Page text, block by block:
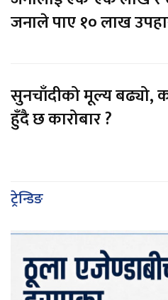
जनाले पाए १० लाख
सुनचाँदीको मूल्य बढ्यो,
हुँदै छ कारोबार ?
ट्रेन्डिङ